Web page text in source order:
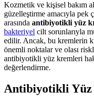
Kozmetik ve kişisel bakım
güzelleştirme amacıyla pek
arasında antibiyotikli yüz
bakteriyel cilt sorunlarıyla
edilir. Ancak, bu kremlerin
önemli noktalar ve olası
antibiyotikli yüz kremleri
değerlendirme.
Antibiyotikli